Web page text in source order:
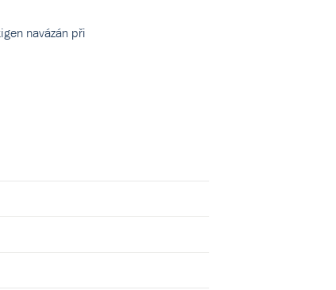
navázán při